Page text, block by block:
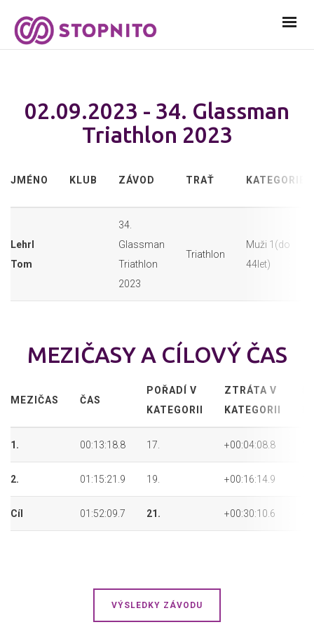
02.09.2023 - 34. Glassman
Triathlon 2023
JMÉNO KLUB ZÁVOD TRAŤ KATEGORIE
Lehrl
Tom
34.
Glassman
Triathlon
2023
Triathlon
Muži 1(do
44let)
MEZIČASY A CÍLOVÝ ČAS
MEZIČAS ČAS
POŘADÍ V
KATEGORII
ZTRÁTA V
KATEGORII
1. 00:13:18.8 17. +00:04:08.8
2. 01:15:21.9 19. +00:16:14.9
Cíl 01:52:09.7 21. +00:30:10.6
VÝSLEDKY ZÁVODU